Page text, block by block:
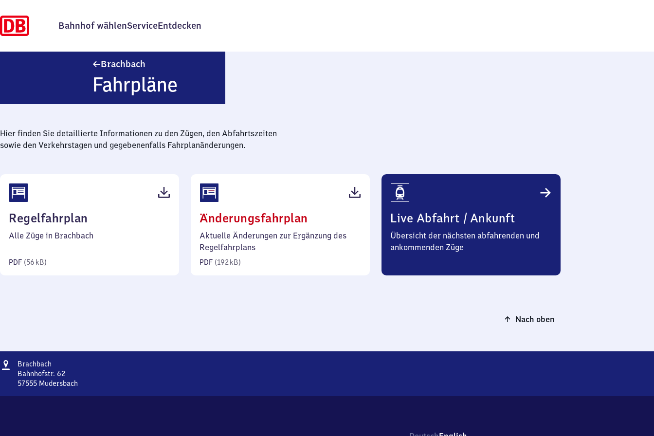
Bahnhof wählenServiceEntdecken
Brachbach
Fahrpläne
Hier finden Sie detaillierte Informationen zu den Zügen, den Abfahrtszeiten
sowie den Verkehrstagen und gegebenenfalls Fahrplanänderungen.
Regelfahrplan
56
Alle Züge in Brachbach
PDF (56 kB)
Änderungsfahrplan
192
Aktuelle Änderungen zur Ergänzung des
Regelfahrplans
PDF (192 kB)
Live Abfahrt / Ankunft
Übersicht der nächsten abfahrenden und
ankommenden Züge
Nach oben
Adresse
Brachbach
Bahnhofstr. 62
57555 Mudersbach